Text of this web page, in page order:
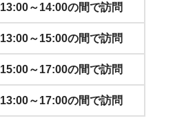
13:00～14:00の間で訪問
13:00～15:00の間で訪問
15:00～17:00の間で訪問
13:00～17:00の間で訪問